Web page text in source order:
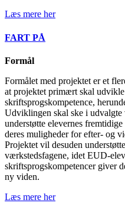
Læs mere her
FART PÅ
Formål
Formålet med projektet er et
at projektet primært skal
skriftsprogskompetence,
Udviklingen skal ske i
understøtte elevernes
deres muligheder for efter- og
Projektet vil desuden
værkstedsfagene, idet EUD-
skriftsprogskompetencer giver
ny viden.
Læs mere her